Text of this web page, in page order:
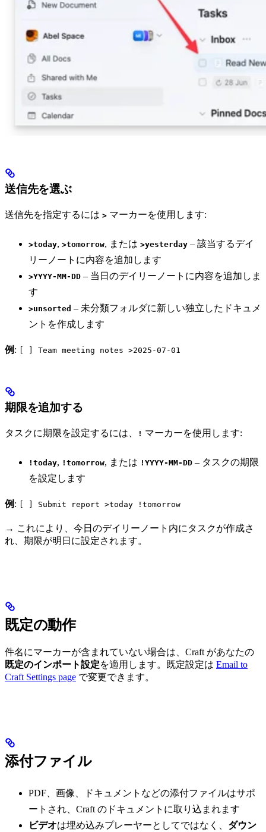
送信先を選ぶ
送信先を指定するには > マーカーを使用します:
>today, >tomorrow, または >yesterday – 該当するデイ
リーノートに内容を追加します
>YYYY-MM-DD – 当日のデイリーノートに内容を追加しま
す
>unsorted – 未分類フォルダに新しい独立したドキュメ
ントを作成します
例 : [ ] Team meeting notes >2025-07-01
期限を追加する
タスクに期限を設定するには、 ! マーカーを使用します:
!today, !tomorrow, または !YYYY-MM-DD – タスクの期限
を設定します
例 : [ ] Submit report >today !tomorrow
→ これにより、今日のデイリーノート内にタスクが作成さ
れ、期限が明日に設定されます。
既定の動作
件名にマーカーが含まれていない場合は、Craft があなたの
既定のインポート設定を適用します。既定設定は Email to
Craft Settings page で変更できます。
添付ファイル
PDF、画像、ドキュメントなどの添付ファイルはサポ
ートされ、Craft のドキュメントに取り込まれます
ビデオは埋め込みプレーヤーとしてではなく、 ダウン